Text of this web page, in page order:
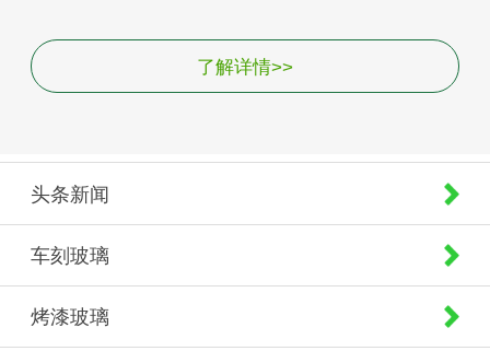
了解详情>>
头条新闻
车刻玻璃
烤漆玻璃